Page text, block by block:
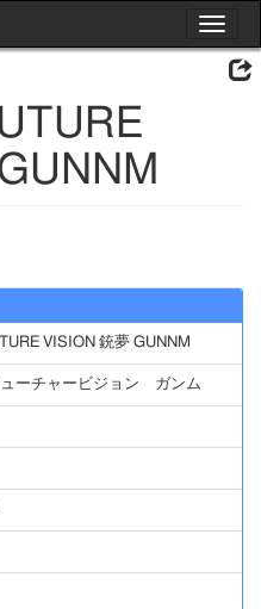
Toggle
VISION 銃夢 GUNNM
ーチャービジョン ガンム